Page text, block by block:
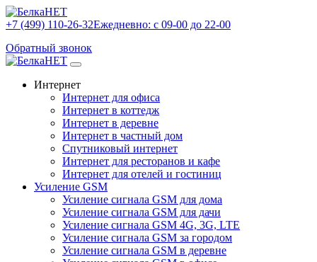
+7 (499) 110-26-32Ежедневно: с 09-00 до 22-00
Обратный звонок
Интернет
Интернет для офиса
Интернет в коттедж
Интернет в деревне
Интернет в частный дом
Спутниковый интернет
Интернет для ресторанов и кафе
Интернет для отелей и гостиниц
Усиление GSM
Усиление сигнала GSM для дома
Усиление сигнала GSM для дачи
Усиление сигнала GSM 4G, 3G, LTE
Усиление сигнала GSM за городом
Усиление сигнала GSM в деревне